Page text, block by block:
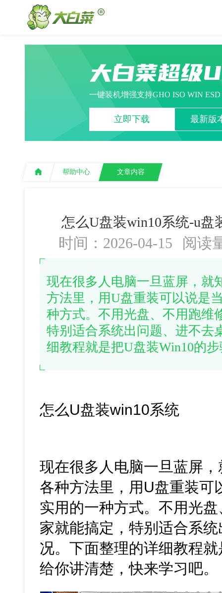
大白菜超级
一键装机增强支持GHO ISO WIN
立即下载 最新版
帮助中心 文章内容
怎么U盘装win10系统-u盘
时间：2026-04-15 阅读
现在很多人电脑一旦蓝屏，就
方法里，用U盘重装可以说是
种方式。不用光盘、不用跑维
特别适合系统出问题、进不去
细教程就是把U盘装Win10的
怎么U盘装win10系统
现在很多人电脑一旦蓝屏
各种方法里，用U盘重装可
实用的一种方式。不用光
家就能搞定，特别适合系
况。下面整理的详细教程
给你讲清楚，快来学习吧。